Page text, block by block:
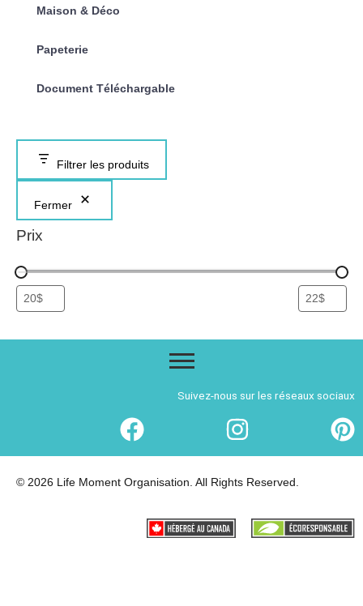
Maison & Déco
Papeterie
Document Téléchargable
Filtrer les produits
Fermer
Prix
Suivez-nous sur les réseaux sociaux
© 2026 Life Moment Organisation. All Rights Reserved.